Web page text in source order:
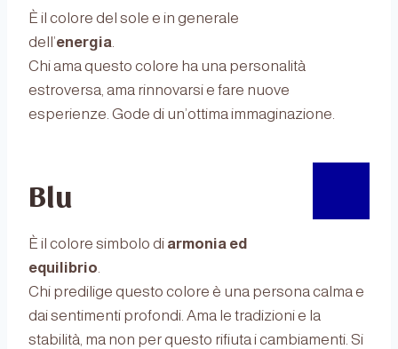
È il colore del sole e in generale
dell’energia.
Chi ama questo colore ha una personalità
estroversa, ama rinnovarsi e fare nuove
esperienze. Gode di un’ottima immaginazione.
Blu
È il colore simbolo di armonia ed
equilibrio.
Chi predilige questo colore è una persona calma e
dai sentimenti profondi. Ama le tradizioni e la
stabilità, ma non per questo rifiuta i cambiamenti. Si